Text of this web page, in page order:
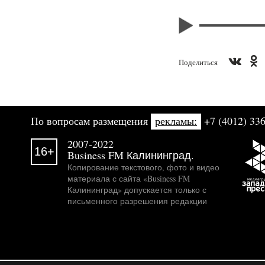
Поделиться
По вопросам размещения рекламы: +7 (4012)
16+
2007-2022
Business FM Калининград.
Копирование текстового, фото и видео
материала с сайта «Business FM
Калининград» допускается только с
письменного разрешения редакции